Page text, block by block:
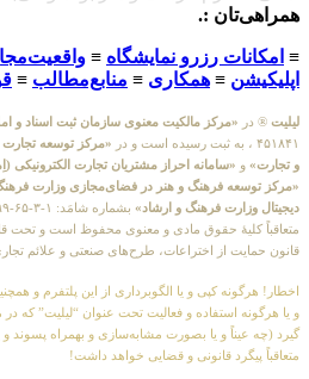
همراهی‌تان :.
≡ امکانات رزرو نمایشگاه ≡
اپلیکیشن ≡ همکاری ≡ منابع‌مطالب ≡
لیلیت ® در «مرکز مالکیت معنوی سازمان ثبت اسناد و
۴۵۱۸۴۱ ، به ثبت رسیده است و در
«مرکز توسعه تجارت
و تجارت» و «سامانه احراز مشتریان تجارت الکترونیکی
«مرکز توسعه فرهنگ و هنر در فضای‌مجازی وزارت
دیجیتال وزارت فرهنگ و ارشاد»
متعاقباً کلیهٔ حقوق مادی و معنوی محفوظ است و تحت
قانون حمایت از اختراعات، طرح‌های صنعتی و علائم
اخطار! هرگونه کپی و یا الگوبرداری از این پلتفرم و
و یا هرگونه استفاده و فعالیت تحت عنوان “لیلیت” که در
گیرد (چه عیناً و یا بصورت مشابه‌سازی و بهمراه پسوند
متعاقباً پیگرد قانونی و قضایی خواهد داشت!